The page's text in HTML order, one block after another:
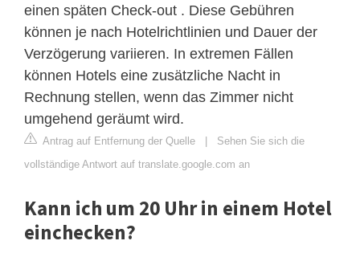
einen späten Check-out . Diese Gebühren
können je nach Hotelrichtlinien und Dauer der
Verzögerung variieren. In extremen Fällen
können Hotels eine zusätzliche Nacht in
Rechnung stellen, wenn das Zimmer nicht
umgehend geräumt wird.
Antrag auf Entfernung der Quelle | Sehen Sie sich die
vollständige Antwort auf translate.google.com an
Kann ich um 20 Uhr in einem Hotel
einchecken?